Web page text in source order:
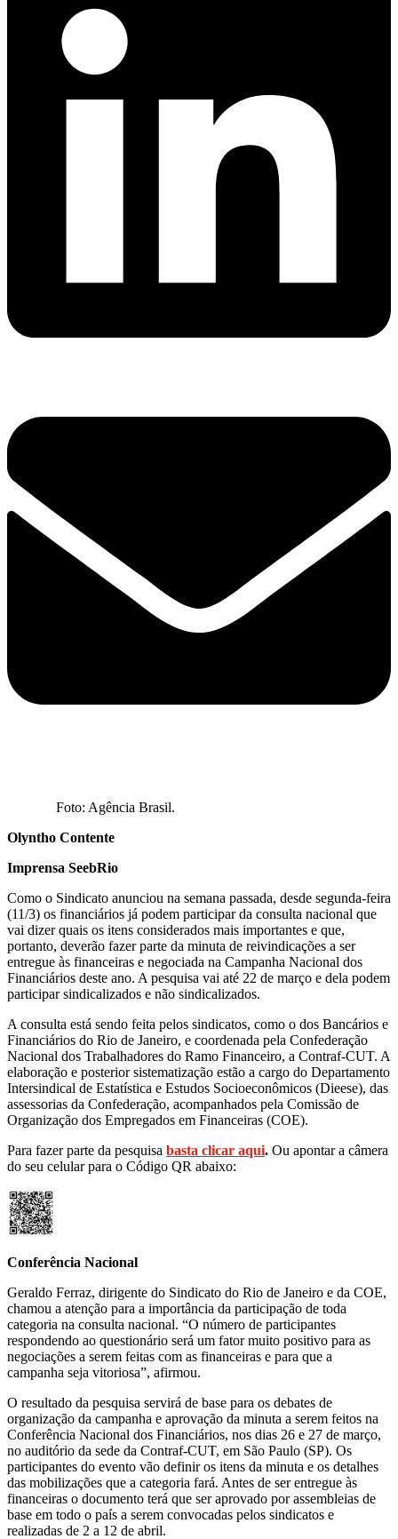
Foto: Agência Brasil.
Olyntho Contente
Imprensa SeebRio
Como o Sindicato anunciou na semana passada, desde segunda-feira
(11/3) os financiários já podem participar da consulta nacional que
vai dizer quais os itens considerados mais importantes e que,
portanto, deverão fazer parte da minuta de reivindicações a ser
entregue às financeiras e negociada na Campanha Nacional dos
Financiários deste ano. A pesquisa vai até 22 de março e dela podem
participar sindicalizados e não sindicalizados.
A consulta está sendo feita pelos sindicatos, como o dos Bancários e
Financiários do Rio de Janeiro, e coordenada pela Confederação
Nacional dos Trabalhadores do Ramo Financeiro, a Contraf-CUT. A
elaboração e posterior sistematização estão a cargo do Departamento
Intersindical de Estatística e Estudos Socioeconômicos (Dieese), das
assessorias da Confederação, acompanhados pela Comissão de
Organização dos Empregados em Financeiras (COE).
Para fazer parte da pesquisa basta clicar aqui. Ou apontar a câmera
do seu celular para o Código QR abaixo:
Conferência Nacional
Geraldo Ferraz, dirigente do Sindicato do Rio de Janeiro e da COE,
chamou a atenção para a importância da participação de toda
categoria na consulta nacional. “O número de participantes
respondendo ao questionário será um fator muito positivo para as
negociações a serem feitas com as financeiras e para que a
campanha seja vitoriosa”, afirmou.
O resultado da pesquisa servirá de base para os debates de
organização da campanha e aprovação da minuta a serem feitos na
Conferência Nacional dos Financiários, nos dias 26 e 27 de março,
no auditório da sede da Contraf-CUT, em São Paulo (SP). Os
participantes do evento vão definir os itens da minuta e os detalhes
das mobilizações que a categoria fará. Antes de ser entregue às
financeiras o documento terá que ser aprovado por assembleias de
base em todo o país a serem convocadas pelos sindicatos e
realizadas de 2 a 12 de abril.